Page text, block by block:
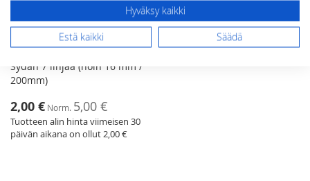
Sydän 7 linjaa (noin 16 mm /
200mm)
Tarjoushinta
2,00 € Norm. 5,00 €
Tuotteen alin hinta viimeisen 30
päivän aikana on ollut 2,00 €
Hyväksy kaikki
Estä kaikki Säädä